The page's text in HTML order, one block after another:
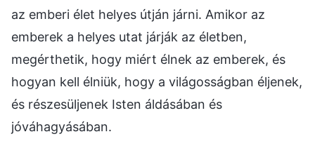
az emberi élet helyes útján járni. Amikor az
emberek a helyes utat járják az életben,
megérthetik, hogy miért élnek az emberek, és
hogyan kell élniük, hogy a világosságban éljenek,
és részesüljenek Isten áldásában és
jóváhagyásában.